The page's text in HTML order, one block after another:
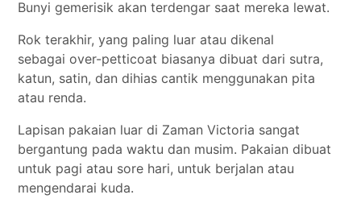
Bunyi gemerisik akan terdengar saat mereka lewat.
Rok terakhir, yang paling luar atau dikenal
sebagai over-petticoat biasanya dibuat dari sutra,
katun, satin, dan dihias cantik menggunakan pita
atau renda.
Lapisan pakaian luar di Zaman Victoria sangat
bergantung pada waktu dan musim. Pakaian dibuat
untuk pagi atau sore hari, untuk berjalan atau
mengendarai kuda.